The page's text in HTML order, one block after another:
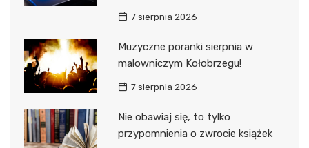
7 sierpnia 2026
Muzyczne poranki sierpnia w
malowniczym Kołobrzegu!
7 sierpnia 2026
Nie obawiaj się, to tylko
przypomnienia o zwrocie książek